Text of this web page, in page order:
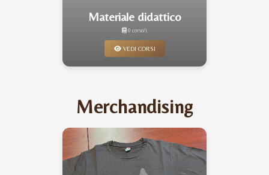
Materiale didattico
0 corso/i
VEDI CORSI
Merchandising